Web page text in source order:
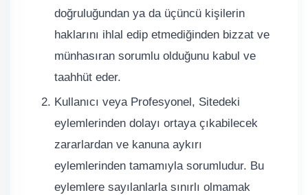
doğruluğundan ya da üçüncü kişilerin
haklarını ihlal edip etmediğinden bizzat ve
münhasıran sorumlu olduğunu kabul ve
taahhüt eder.
Kullanıcı veya Profesyonel, Sitedeki
eylemlerinden dolayı ortaya çıkabilecek
zararlardan ve kanuna aykırı
eylemlerinden tamamıyla sorumludur. Bu
eylemlere sayılanlarla sınırlı olmamak